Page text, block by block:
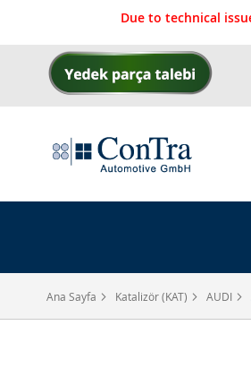
Due to technical
İçeriğe
Ana Sayfa Katalizör (KAT) AUDI